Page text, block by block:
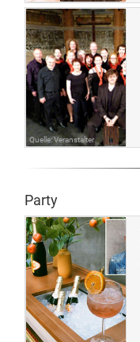
Quelle: Veranstalter
Party